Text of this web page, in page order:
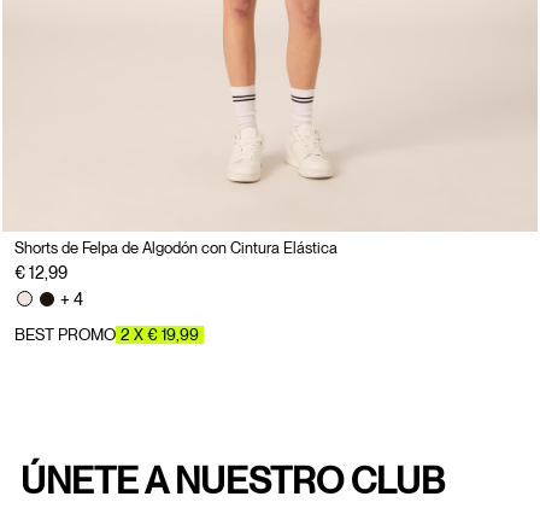
Shorts de Felpa de Algodón con Cintura Elástica
€ 12,99
+ 4
BEST PROMO 2 X € 19,99
ÚNETE A NUESTRO CLUB